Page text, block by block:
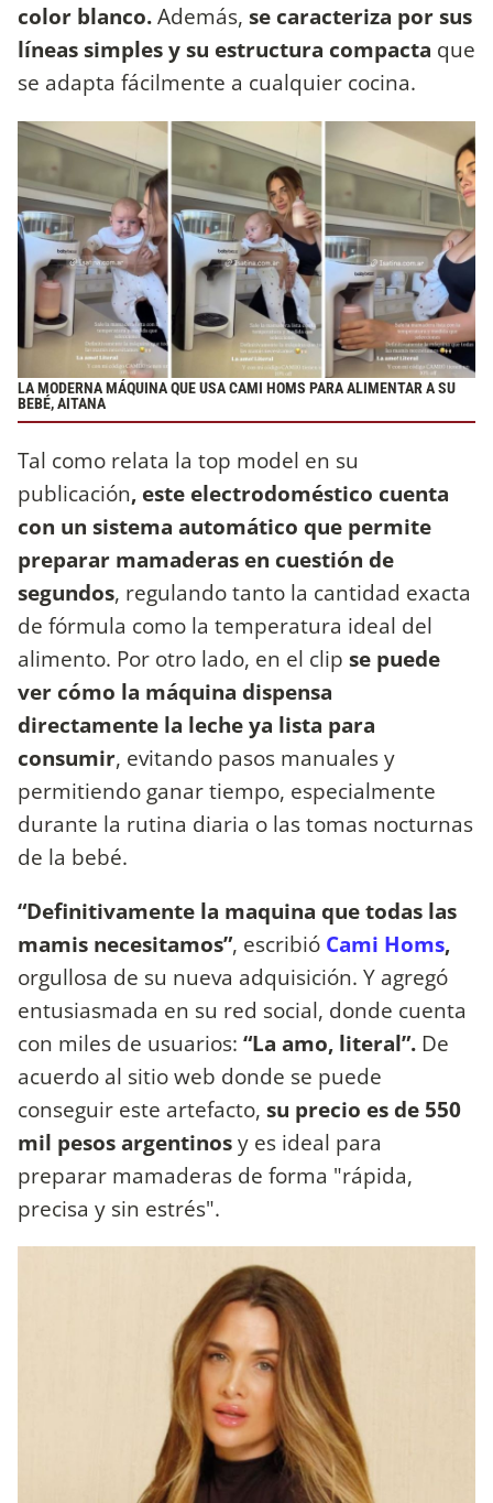
color blanco.Además, se caracteriza por sus
líneas simples y su estructura compacta que
se adapta fácilmente a cualquier cocina.
LA MODERNA MÁQUINA QUE USA CAMI HOMS PARA ALIMENTAR A SU
BEBÉ, AITANA
Tal como relata la top model en su
publicación, este electrodoméstico cuenta
con un sistema automático que permite
preparar mamaderas en cuestión de
segundos, regulando tanto la cantidad exacta
de fórmula como la temperatura ideal del
alimento. Por otro lado, en el clip se puede
ver cómo la máquina dispensa
directamente la leche ya lista para
consumir, evitando pasos manuales y
permitiendo ganar tiempo, especialmente
durante la rutina diaria o las tomas nocturnas
de la bebé.
“Definitivamente la maquina que todas las
mamis necesitamos”, escribió Cami Homs,
orgullosa de su nueva adquisición. Y agregó
entusiasmada en su red social, donde cuenta
con miles de usuarios: “La amo, literal”. De
acuerdo al sitio web donde se puede
conseguir este artefacto, su precio es de 550
mil pesos argentinosy es ideal para
preparar mamaderas de forma "rápida,
precisa y sin estrés".